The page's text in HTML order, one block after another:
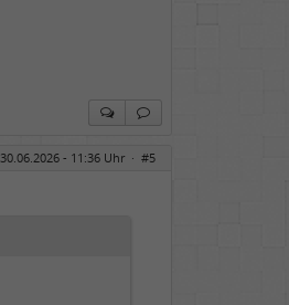
30.06.2026 - 11:36 Uhr · #5